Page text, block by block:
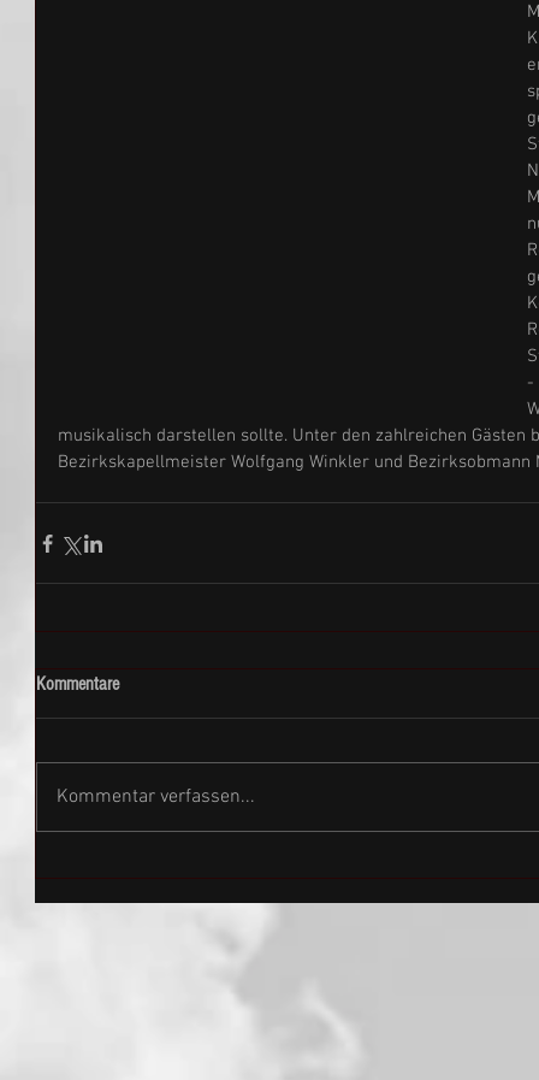
-
musikalisch darstellen sollte. Unter den zahlreichen Gästen
Bezirkskapellmeister Wolfgang Winkler und
Kommentare
Kommentar verfassen...